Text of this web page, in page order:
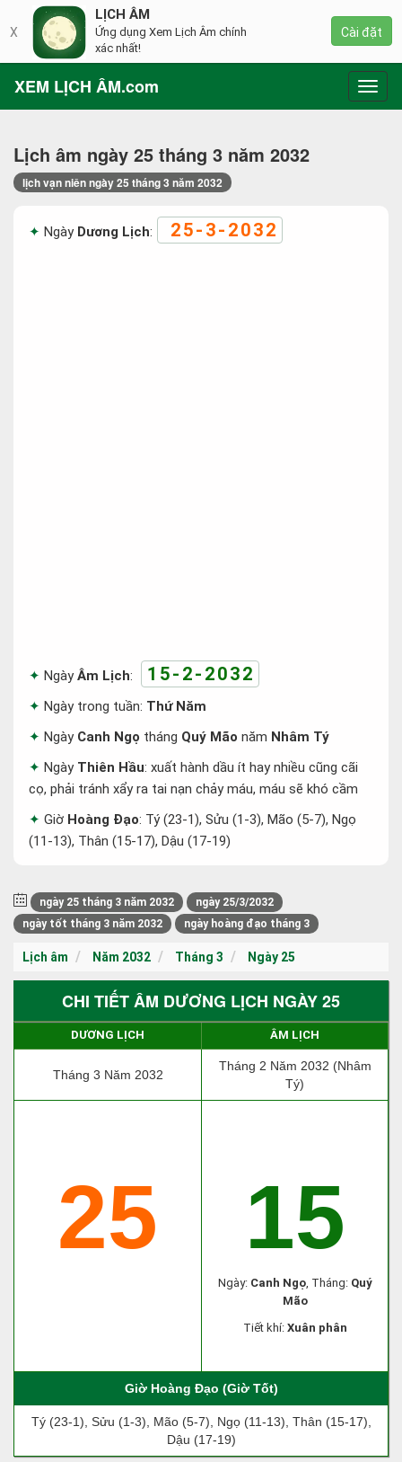
XEM LỊCH ÂM.com
Lịch âm ngày 25 tháng 3 năm 2032
lịch vạn niên ngày 25 tháng 3 năm 2032
Ngày Dương Lịch: 25-3-2032
NgàyÂm Lịch: 15-2-2032
Ngày trong tuần: Thứ Năm
Ngày Canh Ngọ tháng Quý Mão năm Nhâm Tý
Ngày Thiên Hầu: xuất hành dầu ít hay nhiều cũng cãi
cọ, phải tránh xẩy ra tai nạn chảy máu, máu sẽ khó cầm
Giờ Hoàng Đạo: Tý (23-1), Sửu (1-3), Mão (5-7), Ngọ
(11-13), Thân (15-17), Dậu (17-19)
ngày 25 tháng 3 năm 2032
ngày 25/3/2032
ngày tốt tháng 3 năm 2032
ngày hoàng đạo tháng 3
Lịch âm Năm 2032 Tháng 3 Ngày 25
CHI TIẾT ÂM DƯƠNG LỊCH NGÀY 25
DƯƠNG LỊCH ÂM LỊCH
Tháng 3 Năm 2032
Tháng 2 Năm 2032 (Nhâm
Tý)
25 15
Ngày: Canh Ngọ, Tháng: Quý
Mão
Tiết khí: Xuân phân
Giờ Hoàng Đạo (Giờ Tốt)
Tý (23-1), Sửu (1-3), Mão (5-7), Ngọ (11-13), Thân (15-17),
Dậu (17-19)
X
LỊCH ÂM
Ứng dụng Xem Lịch Âm chính
xác nhất!
Cài đặt